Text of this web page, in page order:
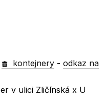
kontejnery -odkaz na
v ulici Zličínská x U